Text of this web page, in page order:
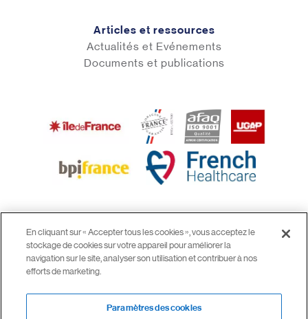
Articles et ressources
Actualités et Evénements
Documents et publications
© 2026 airinspace
Confidentialité
En cliquant sur « Accepter tous les cookies », vous acceptez le
stockage de cookies sur votre appareil pour améliorer la
navigation sur le site, analyser son utilisation et contribuer à nos
efforts de marketing.
Paramètres des cookies